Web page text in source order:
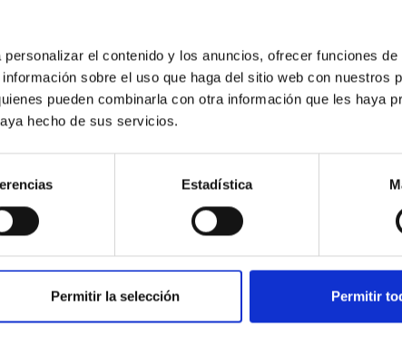
el contenido y los anuncios, ofrecer funciones de
sobre el uso que haga del sitio web con nuestros
pueden combinarla con otra información que les haya
hecho de sus servicios.
Estadística
Permitir la selección Permitir
has garnered attention, the specific effects of
This study aims to fill this gap by investigating
in the ultra-hot terrestrial